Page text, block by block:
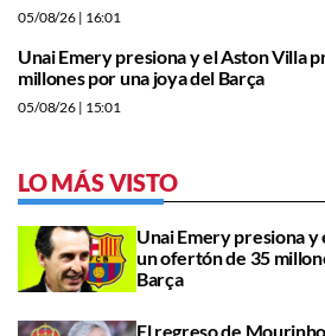
05/08/26 | 16:01
Unai Emery presiona y el Aston Villa
millones por una joya del Barça
05/08/26 | 15:01
LO MÁS VISTO
Unai Emery presiona
un ofertón de 35
Barça
El regreso de